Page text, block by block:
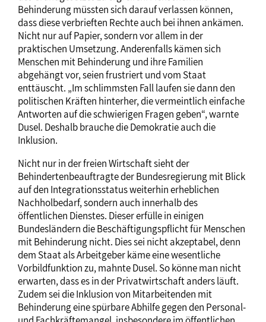
Behinderung müssten sich darauf verlassen können,
dass diese verbrieften Rechte auch bei ihnen ankämen.
Nicht nur auf Papier, sondern vor allem in der
praktischen Umsetzung. Anderenfalls kämen sich
Menschen mit Behinderung und ihre Familien
abgehängt vor, seien frustriert und vom Staat
enttäuscht. „Im schlimmsten Fall laufen sie dann den
politischen Kräften hinterher, die vermeintlich einfache
Antworten auf die schwierigen Fragen geben“, warnte
Dusel. Deshalb brauche die Demokratie auch die
Inklusion.
Nicht nur in der freien Wirtschaft sieht der
Behindertenbeauftragte der Bundesregierung mit Blick
auf den Integrationsstatus weiterhin erheblichen
Nachholbedarf, sondern auch innerhalb des
öffentlichen Dienstes. Dieser erfülle in einigen
Bundesländern die Beschäftigungspflicht für Menschen
mit Behinderung nicht. Dies sei nicht akzeptabel, denn
dem Staat als Arbeitgeber käme eine wesentliche
Vorbildfunktion zu, mahnte Dusel. So könne man nicht
erwarten, dass es in der Privatwirtschaft anders läuft.
Zudem sei die Inklusion von Mitarbeitenden mit
Behinderung eine spürbare Abhilfe gegen den Personal-